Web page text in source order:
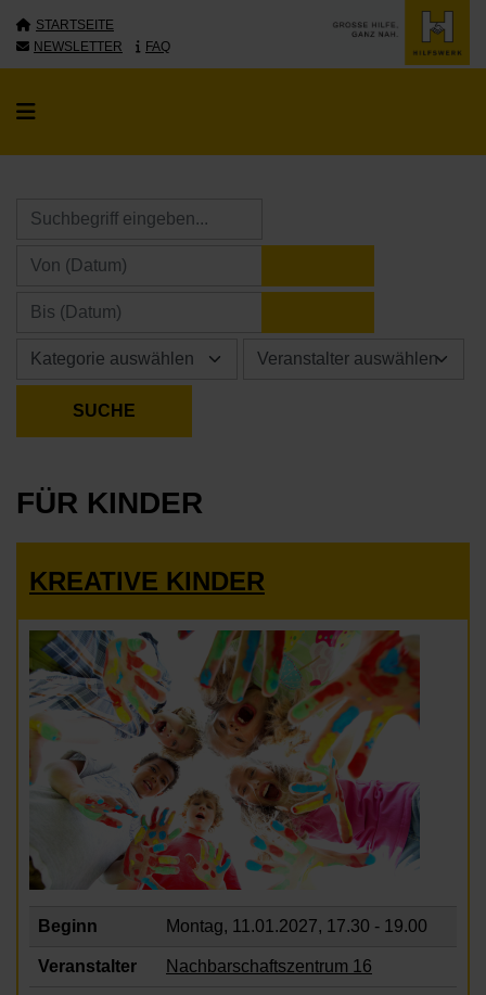
STARTSEITE
NEWSLETTER
FAQ
FÜR KINDER
KREATIVE KINDER
Beginn Montag, 11.01.2027, 17.30 - 19.00
Veranstalter Nachbarschaftszentrum 16